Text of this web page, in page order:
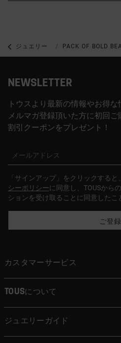
ジュエリー エナメルジュエリー
PACK OF BOLD
NEWSLETTER
トウスより最新の情報やお得な
メルマガ登録頂いた方に初回
割引クーポンをプレゼント！
メールアドレス
「サインアップ」をクリックすると
シーポリシーに同意し、TOUSから
ションを受け取ることに同意したこ
ご登録
カスタマーサービス
TOUSについて
ジュエリーガイド